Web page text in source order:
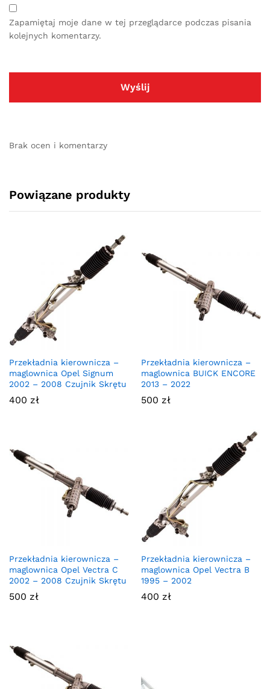
Zapamiętaj moje dane w tej przeglądarce podczas pisania
kolejnych komentarzy.
Brak ocen i komentarzy
Powiązane produkty
Przekładnia kierownicza –
maglownica Opel Signum
2002 – 2008 Czujnik Skrętu
400 zł
Przekładnia kierownicza –
maglownica BUICK ENCORE
2013 – 2022
500 zł
Przekładnia kierownicza –
maglownica Opel Vectra C
2002 – 2008 Czujnik Skrętu
500 zł
Przekładnia kierownicza –
maglownica Opel Vectra B
1995 – 2002
400 zł